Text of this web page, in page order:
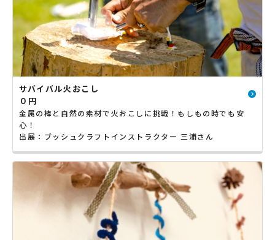
サバイバル火おこし
０円
金属の棒と自然の素材で火おこしに挑戦！もしもの時でも安
心！
出展：ブッシュクラフトインストラクター 三浦さん